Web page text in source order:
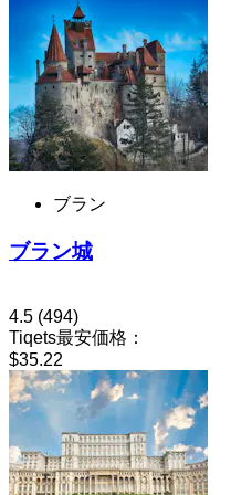
ブラン
ブラン城
4.5 (494)
Tiqets最安価格：
$35.22